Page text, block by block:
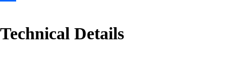
Technical Details